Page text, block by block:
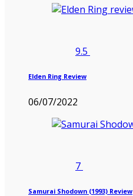
9.5
Elden Ring Review
06/07/2022
7
Samurai Shodown (1993) Review